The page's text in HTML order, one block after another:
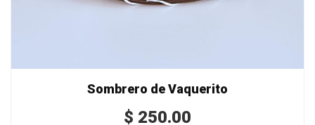
Sombrero de Vaquerito
$ 250.00